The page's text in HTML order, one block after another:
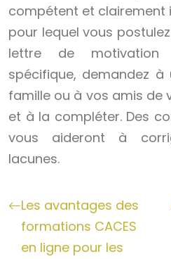
compétent et clairement
pour lequel vous
lettre de
spécifique, demandez
famille ou à vos amis de
et à la compléter. Des
vous aideront à
lacunes.
Les avantages des
formations CACES
en ligne pour les